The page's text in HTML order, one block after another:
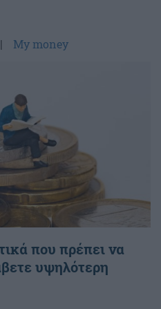
My money
που πρέπει να
υψηλότερη